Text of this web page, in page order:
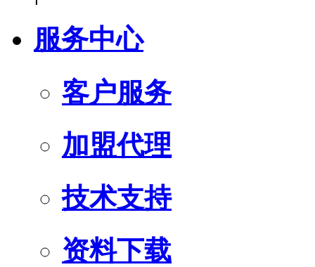
服务中心
客户服务
加盟代理
技术支持
资料下载